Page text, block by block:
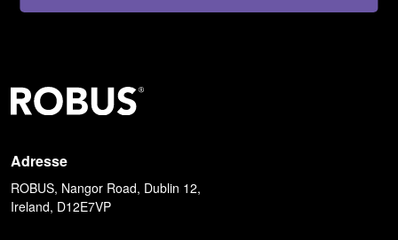
Adresse
ROBUS, Nangor Road, Dublin 12,
Ireland, D12E7VP